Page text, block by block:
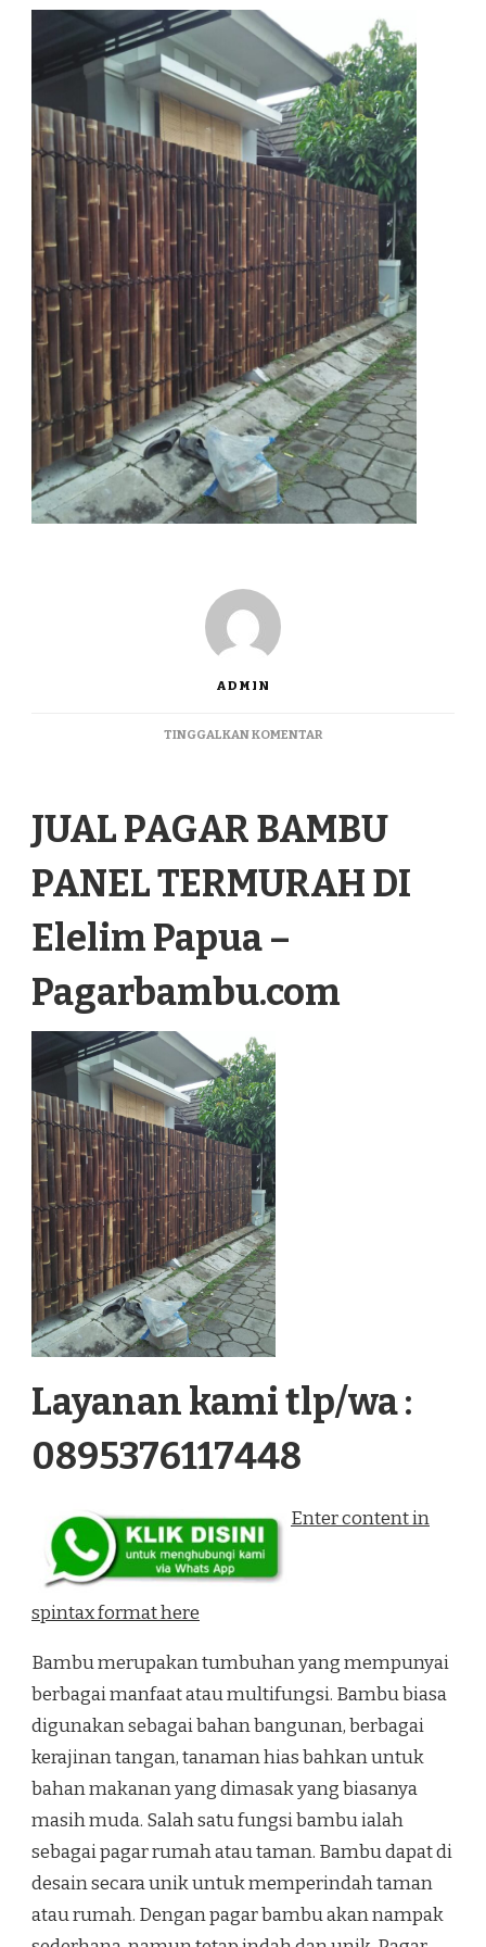
ADMIN
TINGGALKAN KOMENTARPADA
PANEL
TERMURAH
ELELIM
PAPUA
JUAL PAGAR BAMBU
PANEL TERMURAH DI
Elelim Papua –
Pagarbambu.com
Layanan kami tlp/wa :
0895376117448
Enter content in
spintax format here
Bambu merupakan tumbuhan yang mempunyai
berbagai manfaat atau multifungsi. Bambu biasa
digunakan sebagai bahan bangunan, berbagai
kerajinan tangan, tanaman hias bahkan untuk
bahan makanan yang dimasak yang biasanya
masih muda. Salah satu fungsi bambu ialah
sebagai pagar rumah atau taman. Bambu dapat di
desain secara unik untuk memperindah taman
atau rumah. Dengan pagar bambu akan nampak